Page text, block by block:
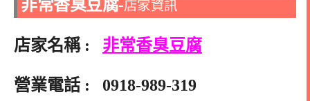
非常香臭豆腐-店家資訊
店家名稱 : 非常香臭豆腐
營業電話 : 0918-989-319